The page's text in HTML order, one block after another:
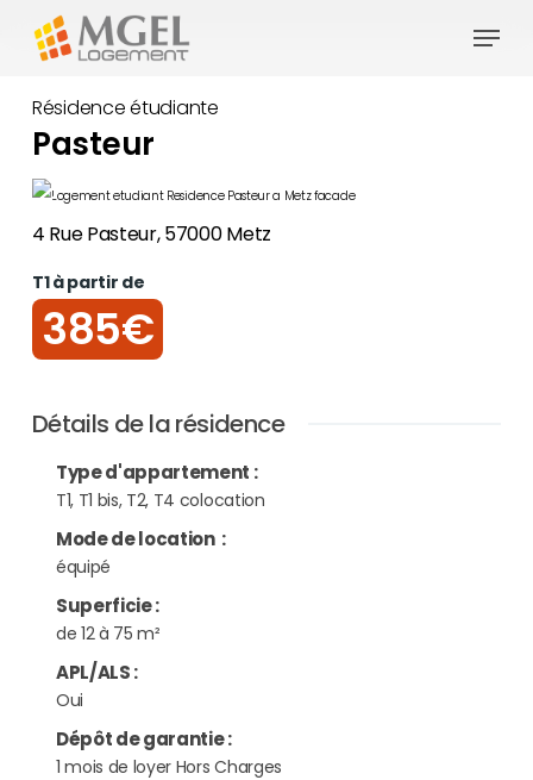
content
Menu
Résidence étudiante
Pasteur
4 Rue Pasteur, 57000 Metz
385€
T1 à partir de
Détails de la résidence
Type d'appartement :
T1, T1 bis, T2, T4 colocation
Mode de location :
équipé
Superficie:
de 12 à 75 m²
APL/ALS:
Oui
Dépôt de garantie:
1 mois de loyer Hors Charges